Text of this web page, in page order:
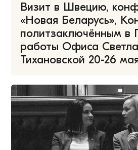
Визит в Швецию,
«Новая Беларусь»,
политзаключённым в
работы Офиса
Тихановской 20-26